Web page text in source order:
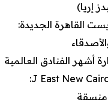
إريا)
القاهرة الجديدة:
الفنادق العالمية